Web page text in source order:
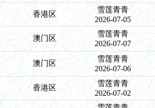
香港区
雪莲青青
2026-07-05
澳门区
雪莲青青
2026-07-07
澳门区
雪莲青青
2026-07-06
香港区
雪莲青青
2026-07-02